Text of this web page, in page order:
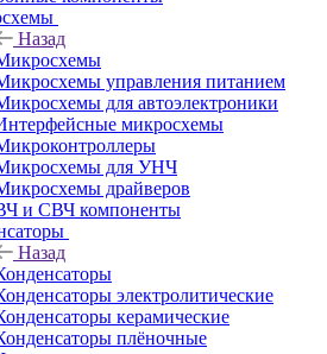
Назад
управления питанием
для автоэлектроники
микросхемы
для УНЧ
драйверов
и СВЧ компоненты
Назад
электролитические
керамические
плёночные